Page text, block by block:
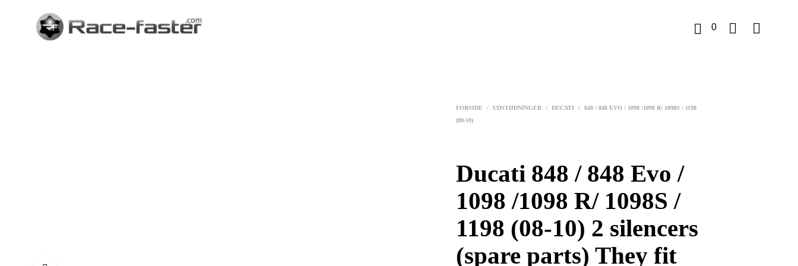
0
FORSIDE / UDSTØDNINGER / DUCATI /
848 / 848 EVO / 1098 /1098 R/ 1098S / 1198
(08-10)
Ducati 848 / 848 Evo /
1098 /1098 R/ 1098S /
1198 (08-10) 2 silencers
(spare parts) They fit